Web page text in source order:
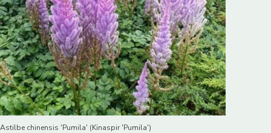
Astilbe chinensis 'Pumila' (Kinaspir 'Pumila')